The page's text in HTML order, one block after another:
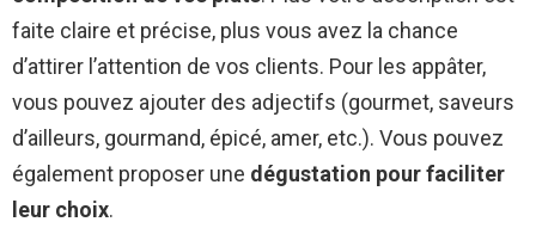
faite claire et précise, plus vous avez la chance
d’attirer l’attention de vos clients. Pour les appâter,
vous pouvez ajouter des adjectifs (gourmet, saveurs
d’ailleurs, gourmand, épicé, amer, etc.). Vous pouvez
également proposer une dégustation pour faciliter
leur choix.